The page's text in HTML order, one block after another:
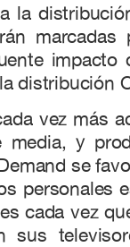
la
marcadas
impacto
distribución
vez más
media, y
se
personales
cada vez
sus